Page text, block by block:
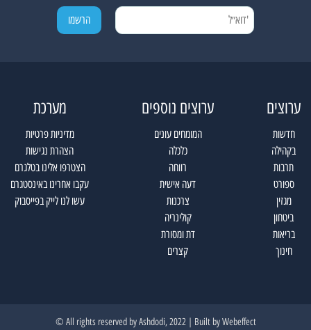
ערוצים
חדשות
בקהילה
תרבות
ספורט
מגזין
ביטחון
בריאות
חינוך
ערוצים נוספים
המומחים עונים
כלכלה
רווחה
דעה אישית
צרכנות
קולינריה
דת ומסורת
קצרים
מערכת
מדיניות פרטיות
הצהרת נגישות
הצטרפו אלינו בטלגרם
עקבו אחרינו באינסטגרם
עשו לנו לייק בפייסבוק
All rights reserved by Ashdodi, 2022 | Built byWebeffect ©